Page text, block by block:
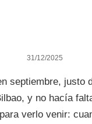
31/12/2025
septiembre, justo
y no hacía
verlo venir: